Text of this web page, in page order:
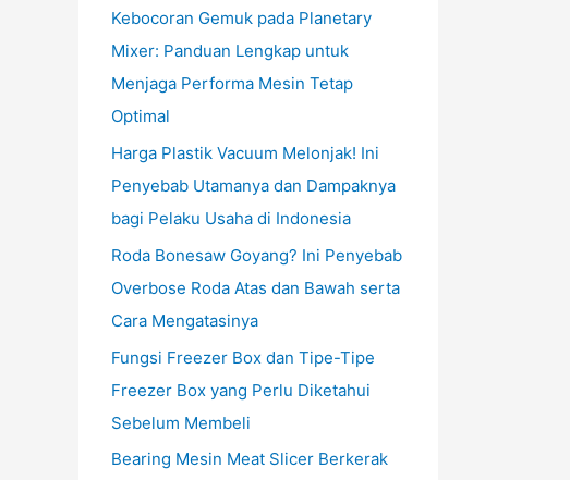
Kebocoran Gemuk pada Planetary
Mixer: Panduan Lengkap untuk
Menjaga Performa Mesin Tetap
Optimal
Harga Plastik Vacuum Melonjak! Ini
Penyebab Utamanya dan Dampaknya
bagi Pelaku Usaha di Indonesia
Roda Bonesaw Goyang? Ini Penyebab
Overbose Roda Atas dan Bawah serta
Cara Mengatasinya
Fungsi Freezer Box dan Tipe-Tipe
Freezer Box yang Perlu Diketahui
Sebelum Membeli
Bearing Mesin Meat Slicer Berkerak